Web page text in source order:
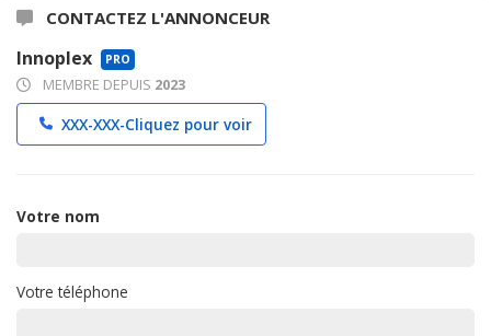
CONTACTEZ L'ANNONCEUR
Innoplex PRO
MEMBRE DEPUIS 2023
XXX-XXX-Cliquez pour voir
Votre nom
Votre téléphone